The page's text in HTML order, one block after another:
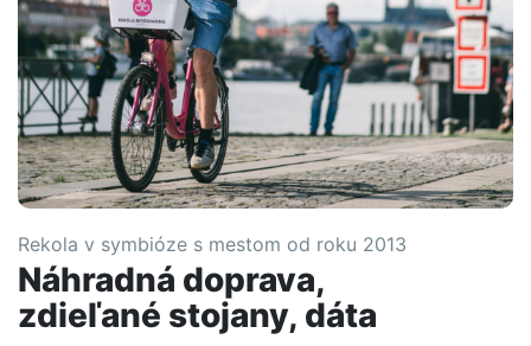
Rekola v symbióze s mestom od roku 2013
Náhradná doprava,
zdieľané stojany, dáta